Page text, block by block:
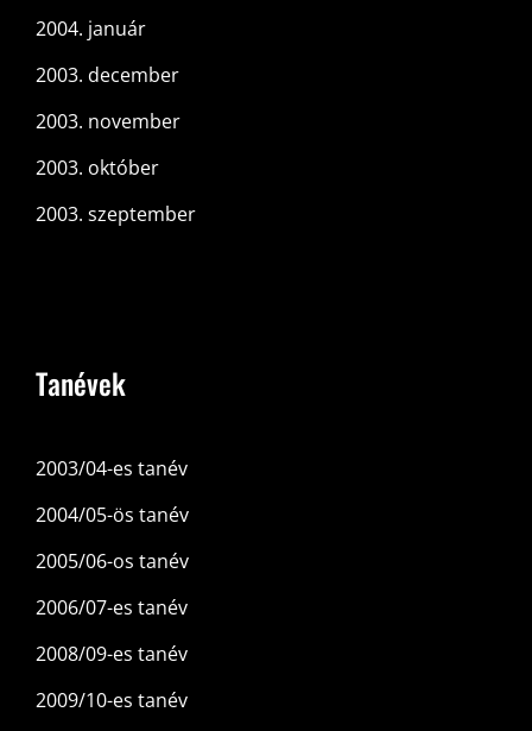
2004. január
2003. december
2003. november
2003. október
2003. szeptember
Tanévek
2003/04-es tanév
2004/05-ös tanév
2005/06-os tanév
2006/07-es tanév
2008/09-es tanév
2009/10-es tanév